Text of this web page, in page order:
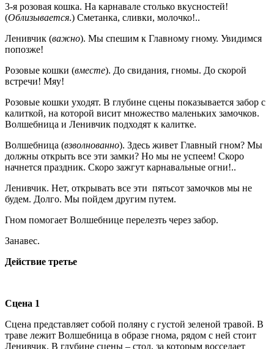
3-я розовая кошка. На карнавале столько вкусностей!
(Облизывается.) Сметанка, сливки, молочко!..
Ленивчик (важно). Мы спешим к Главному гному. Увидимся
попозже!
Розовые кошки (вместе). До свидания, гномы. До скорой
встречи! Мяу!
Розовые кошки уходят. В глубине сцены показывается забор с
калиткой, на которой висит множество маленьких замочков.
Волшебница и Ленивчик подходят к калитке.
Волшебница (взволнованно). Здесь живет Главный гном? Мы
должны открыть все эти замки? Но мы не успеем! Скоро
начнется праздник. Скоро зажгут карнавальные огни!..
Ленивчик. Нет, открывать все эти пятьсот замочков мы не
будем. Долго. Мы пойдем другим путем.
Гном помогает Волшебнице перелезть через забор.
Занавес.
Действие третье
Сцена 1
Сцена представляет собой поляну с густой зеленой травой. В
траве лежит Волшебница в образе гнома, рядом с ней стоит
Ленивчик. В глубине сцены – стол, за которым восседает